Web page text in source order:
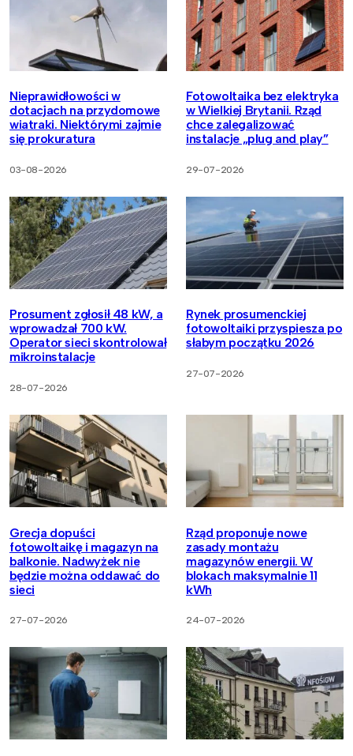
Nieprawidłowości w
dotacjach na przydomowe
wiatraki. Niektórymi zajmie
się prokuratura
03-08-2026
Fotowoltaika bez elektryka
w Wielkiej Brytanii. Rząd
chce zalegalizować
instalacje „plug and play”
29-07-2026
Prosument zgłosił 48 kW, a
wprowadzał 700 kW.
Operator sieci skontrolował
mikroinstalacje
28-07-2026
Rynek prosumenckiej
fotowoltaiki przyspiesza po
słabym początku 2026
27-07-2026
Grecja dopuści
fotowoltaikę i magazyn na
balkonie. Nadwyżek nie
będzie można oddawać do
sieci
27-07-2026
Rząd proponuje nowe
zasady montażu
magazynów energii. W
blokach maksymalnie 11
kWh
24-07-2026